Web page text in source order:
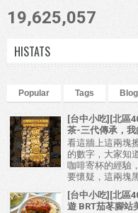
19,625,057
HISTATS
Popular Tags
[台中小吃][北區
茶-三代傳承，
看這牆上這兩塊
的數字，大家知
咖啡寄杯的經驗
要懷疑，這兩塊
[台中小吃][北區
遊 BRT茄苳腳站